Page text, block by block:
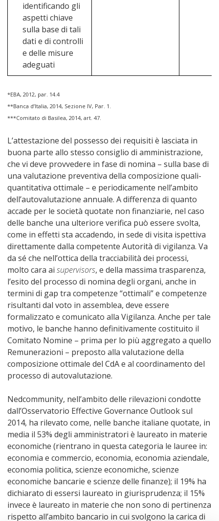
identificando gli
aspetti chiave
sulla base di tali
dati e di controlli
e delle misure
adeguati
*EBA, 2012, par. 14.4
**Banca d’Italia, 2014, Sezione IV, Par. 1.
***Comitato di Basilea, 2014, art. 47.
L’attestazione del possesso dei requisiti è lasciata in
buona parte allo stesso consiglio di amministrazione,
che vi deve provvedere in fase di nomina – sulla base di
una valutazione preventiva della composizione quali-
quantitativa ottimale – e periodicamente nell’ambito
dell’autovalutazione annuale. A differenza di quanto
accade per le società quotate non finanziarie, nel caso
delle banche una ulteriore verifica può essere svolta,
come in effetti sta accadendo, in sede di visita ispettiva
direttamente dalla competente Autorità di vigilanza. Va
da sé che nell’ottica della tracciabilità dei processi,
molto cara ai supervisors, e della massima trasparenza,
l’esito del processo di nomina degli organi, anche in
termini di gap tra competenze “ottimali” e competenze
risultanti dal voto in assemblea, deve essere
formalizzato e comunicato alla Vigilanza. Anche per tale
motivo, le banche hanno definitivamente costituito il
Comitato Nomine – prima per lo più aggregato a quello
Remunerazioni – preposto alla valutazione della
composizione ottimale del CdA e al coordinamento del
processo di autovalutazione.
Nedcommunity, nell’ambito delle rilevazioni condotte
dall’Osservatorio Effective Governance Outlook sul
2014, ha rilevato come, nelle banche italiane quotate, in
media il 53% degli amministratori è laureato in materie
economiche (rientrano in questa categoria le lauree in:
economia e commercio, economia, economia aziendale,
economia politica, scienze economiche, scienze
economiche bancarie e scienze delle finanze); il 19% ha
dichiarato di essersi laureato in giurisprudenza; il 15%
invece è laureato in materie che non sono di pertinenza
rispetto all’ambito bancario in cui svolgono la carica di